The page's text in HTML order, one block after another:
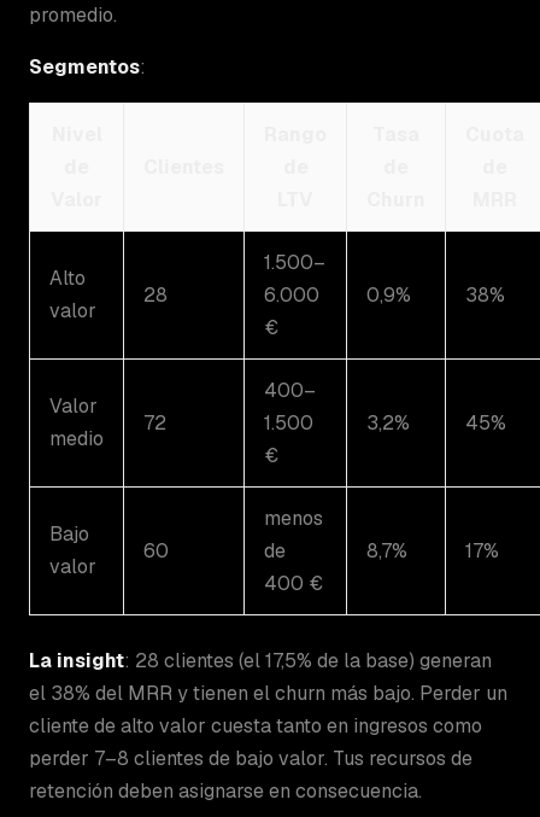
promedio.
Segmentos:
Alto
valor
28
1.500–
6.000
€
0,9% 38%
Valor
medio
72
400–
1.500
€
3,2% 45%
Bajo
valor
60
menos
de
400 €
8,7% 17%
La insight: 28 clientes (el 17,5% de la base) generan
el 38% del MRR y tienen el churn más bajo. Perder un
cliente de alto valor cuesta tanto en ingresos como
perder 7–8 clientes de bajo valor. Tus recursos de
retención deben asignarse en consecuencia.